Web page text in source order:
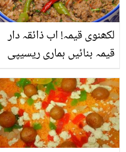
لکھنوی قیمہ! اب ذائقہ دار
قیمہ بنائیں ہماری ریسیپی
آسان طریقے سے